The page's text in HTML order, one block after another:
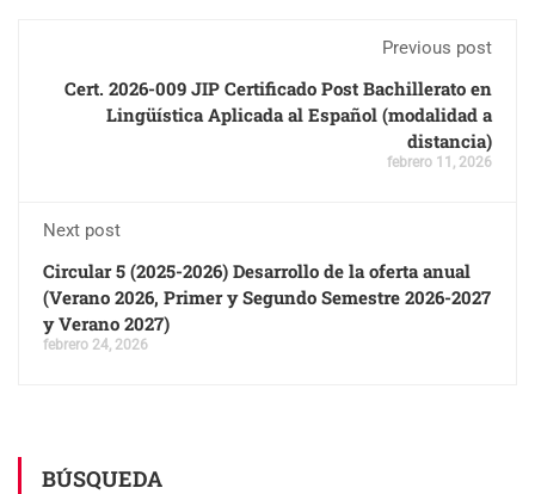
Previous post
Cert. 2026-009 JIP Certificado Post Bachillerato en
Lingüística Aplicada al Español (modalidad a
distancia)
febrero 11, 2026
Next post
Circular 5 (2025-2026) Desarrollo de la oferta anual
(Verano 2026, Primer y Segundo Semestre 2026-2027
y Verano 2027)
febrero 24, 2026
BÚSQUEDA